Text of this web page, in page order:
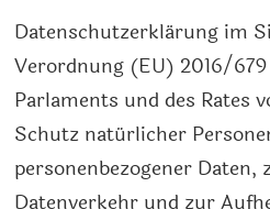
Datenschutzerklärung im
Verordnung (EU) 2016/
Parlaments und des Rates
Schutz natürlicher
personenbezogener Daten,
Datenverkehr und zur